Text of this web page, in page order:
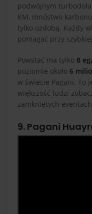
podwójnym
KM, mnóstwo
tylko ozdobą. Każdy
pomagać przy
Powstać ma tylko 8
poziomie około 6
w świecie Pagani. To
większość ludzi
zamkniętych
9. Pagani